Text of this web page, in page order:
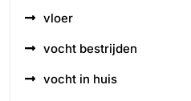
vloer
vocht bestrijden
vocht in huis